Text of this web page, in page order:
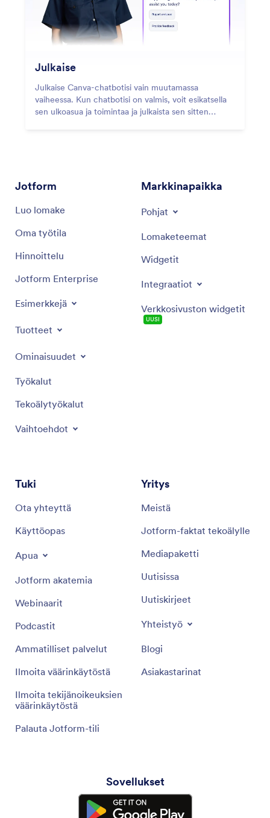
Julkaise
Julkaise Canva-chatbotisi vain muutamassa
vaiheessa. Kun chatbotisi on valmis, voit esikatsella
sen ulkoasua ja toimintaa ja julkaista sen sitten
Jotform
Luo lomake
Oma työtila
Hinnoittelu
Jotform Enterprise
Esimerkkejä
Tuotteet
Ominaisuudet
Työkalut
Tekoälytyökalut
Vaihtoehdot
Markkinapaikka
Pohjat
Lomaketeemat
Widgetit
Integraatiot
Verkkosivuston widgetit
UUSI
Tuki
Ota yhteyttä
Käyttöopas
Apua
Jotform akatemia
Webinaarit
Podcastit
Ammatilliset palvelut
Ilmoita väärinkäytöstä
Ilmoita tekijänoikeuksien
väärinkäytöstä
Palauta Jotform-tili
Yritys
Meistä
Jotform-faktat tekoälylle
Mediapaketti
Uutisissa
Uutiskirjeet
Yhteistyö
Blogi
Asiakastarinat
Sovellukset